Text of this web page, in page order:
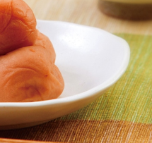
ご利用ガイド